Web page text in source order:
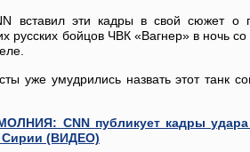
вставил эти кадры в свой сюжет о
русских бойцов ЧВК «Вагнер» в ночь
уже умудрились назвать этот танк
CNN публикует кадры
Сирии (ВИДЕО)